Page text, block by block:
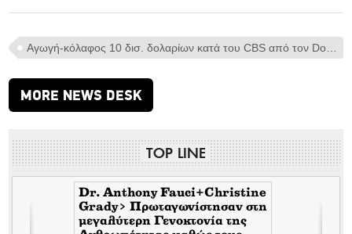
MORE NEWS DESK
TOP LINE
Dr. Anthony Fauci+Christine
Grady> Πρωταγωνίστησαν στη
μεγαλύτερη Γενοκτονία της